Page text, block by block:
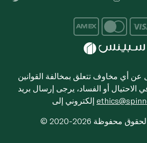
عن أي مخاوف تتعلق بمخالفة القوانين
في الاحتيال أو الفساد، يرجى إرسال بريد
كل الحقوق محفوظة